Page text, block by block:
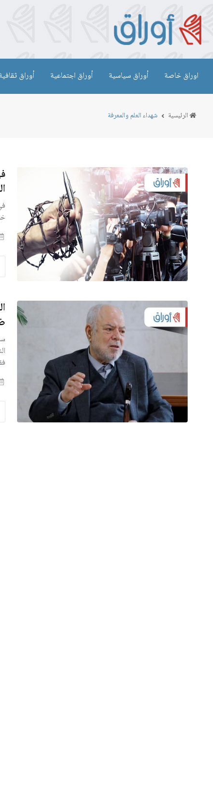
اوراق خاصة أوراق سياسية أوراق اجتماعية أوراق
الرئيسية شهداء العلم والمعرفة